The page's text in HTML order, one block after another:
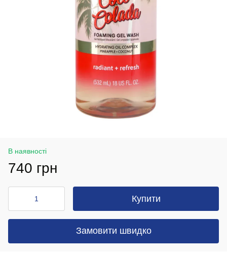
В наявності
740 грн
Купити
Замовити швидко